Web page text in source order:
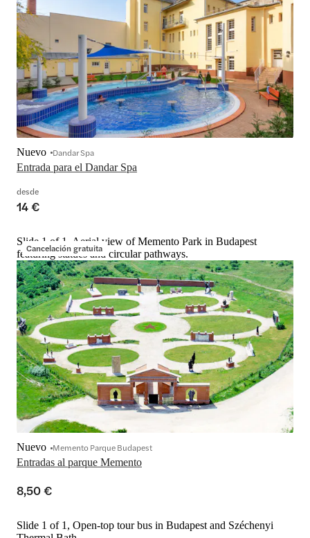
Entrada para el Dandar Spa
Nuevo Dandar Spa
desde
14 €
Cancelación gratuita
Slide 1 of 1, Aerial view of Memento Park in Budapest
featuring statues and circular pathways.
Entradas al parque Memento
Nuevo Memento Parque Budapest
8,50 €
Slide 1 of 1, Open-top tour bus in Budapest and Széchenyi